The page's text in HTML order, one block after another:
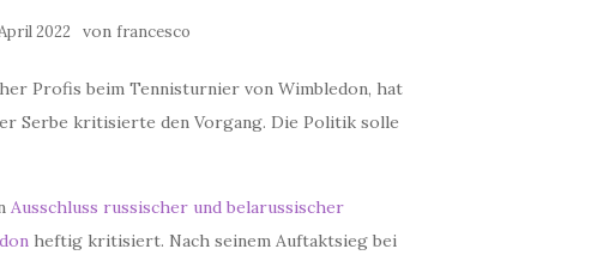
2022 von francesco
Profis beim Tennisturnier von Wimbledon, hat
Serbe kritisierte den Vorgang. Die Politik solle
Ausschluss russischer und belarussischer
heftig kritisiert. Nach seinem Auftaktsieg bei